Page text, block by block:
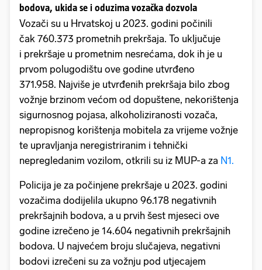
bodova, ukida se i oduzima vozačka dozvola
Vozači su u Hrvatskoj u 2023. godini počinili
čak 760.373 prometnih prekršaja. To uključuje
i prekršaje u prometnim nesrećama, dok ih je u
prvom polugodištu ove godine utvrđeno
371.958. Najviše je utvrđenih prekršaja bilo zbog
vožnje brzinom većom od dopuštene, nekorištenja
sigurnosnog pojasa, alkoholiziranosti vozača,
nepropisnog korištenja mobitela za vrijeme vožnje
te upravljanja neregistriranim i tehnički
nepregledanim vozilom, otkrili su iz MUP-a za N1.
Policija je za počinjene prekršaje u 2023. godini
vozačima dodijelila ukupno 96.178 negativnih
prekršajnih bodova, a u prvih šest mjeseci ove
godine izrečeno je 14.604 negativnih prekršajnih
bodova. U najvećem broju slučajeva, negativni
bodovi izrečeni su za vožnju pod utjecajem